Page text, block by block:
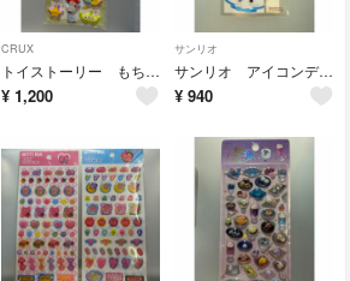
CRUX
トイストーリー もちもちマシュマロシール
¥ 1,200
サンリオ
サンリオ アイコンデコシール スポーツ001636-54-30
¥ 940